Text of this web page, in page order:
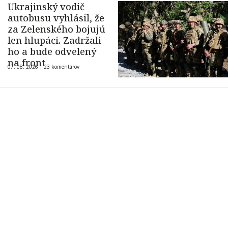
Ukrajinský vodič
autobusu vyhlásil, že
za Zelenského bojujú
len hlupáci. Zadržali
ho a bude odvelený
na front
07. 08. 2026 |23 komentárov